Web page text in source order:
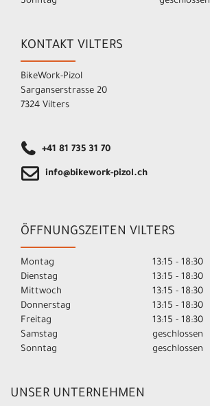
KONTAKT VILTERS
BikeWork-Pizol
Sarganserstrasse 20
7324 Vilters
+41 81 735 31 70
info@bikework-pizol.ch
ÖFFNUNGSZEITEN VILTERS
Montag
13:15 - 18:30
Dienstag
13:15 - 18:30
Mittwoch
13:15 - 18:30
Donnerstag
13:15 - 18:30
Freitag
13:15 - 18:30
Samstag
geschlossen
Sonntag
geschlossen
UNSER UNTERNEHMEN